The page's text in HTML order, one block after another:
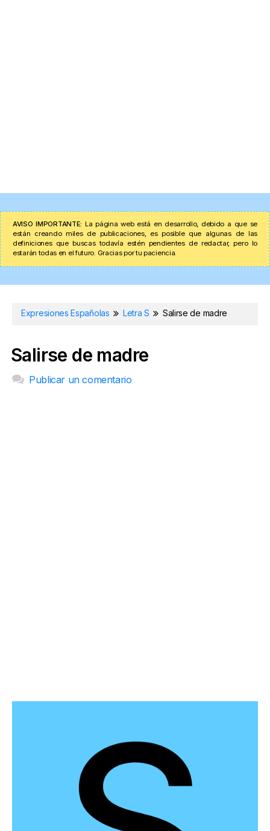
AVISO IMPORTANTE: La página web está en desarrollo, debido a que se
están creando miles de publicaciones, es posible que algunas de las
definiciones que buscas todavía estén pendientes de redactar, pero lo
estarán todas en el futuro. Gracias por tu paciencia.
Expresiones Españolas Letra S Salirse de madre
Salirse de madre
Publicar un comentario